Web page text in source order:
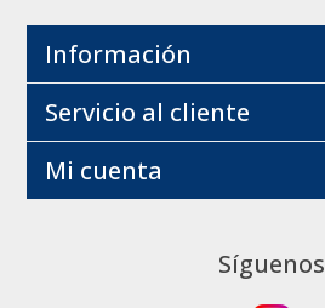
Información
Servicio al cliente
Mi cuenta
Síguenos